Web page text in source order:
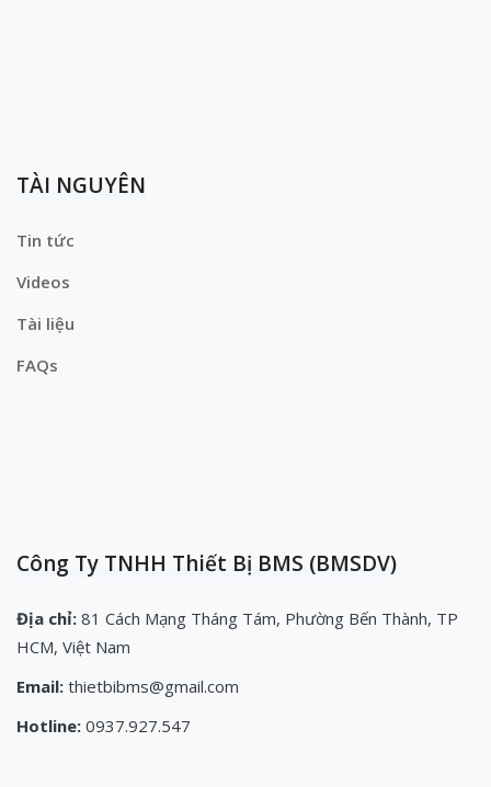
TÀI NGUYÊN
Tin tức
Videos
Tài liệu
FAQs
Công Ty TNHH Thiết Bị BMS (BMSDV)
Địa chỉ: 81 Cách Mạng Tháng Tám, Phường Bến Thành, TP
HCM, Việt Nam
Email: thietbibms@gmail.com
Hotline: 0937.927.547